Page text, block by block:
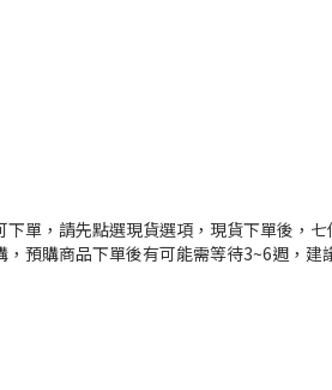
下單，請先點選現貨選項，現貨下單後，
，預購商品下單後有可能需等待3~6週，建